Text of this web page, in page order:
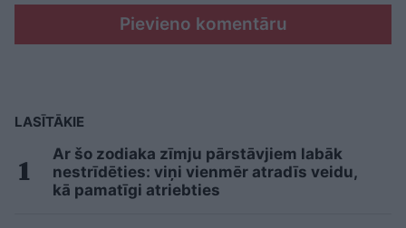
Pievieno komentāru
LASĪTĀKIE
Ar šo zodiaka zīmju pārstāvjiem labāk
nestrīdēties: viņi vienmēr atradīs veidu,
kā pamatīgi atriebties